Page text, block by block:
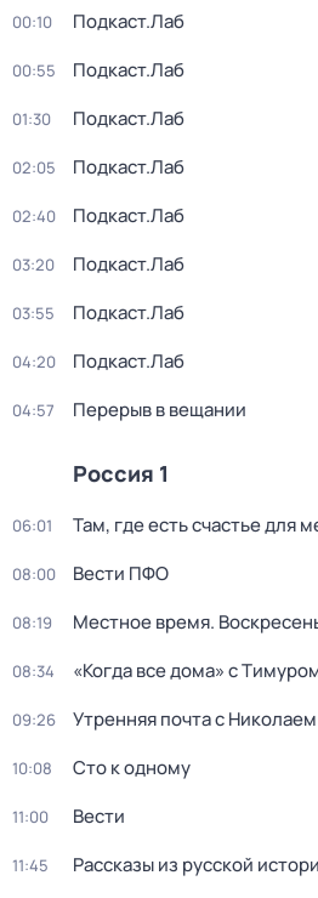
00:10 Подкаст.Лаб
00:55 Подкаст.Лаб
01:30 Подкаст.Лаб
02:05 Подкаст.Лаб
02:40 Подкаст.Лаб
03:20 Подкаст.Лаб
03:55 Подкаст.Лаб
04:20 Подкаст.Лаб
04:57 Перерыв в вещании
Россия 1
06:01 Там, где есть счастье для
08:00 Вести ПФО
08:19 Местное время.
08:34 «Когда все дома» с
09:26 Утренняя почта с
10:08 Сто к одному
11:00 Вести
11:45 Рассказы из русской